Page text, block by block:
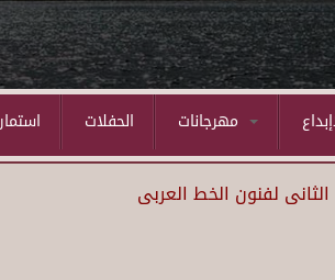
الحفلات
لفنون الخط العربى